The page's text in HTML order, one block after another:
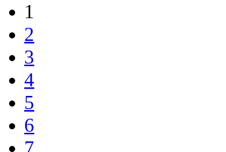
1
2
3
4
5
6